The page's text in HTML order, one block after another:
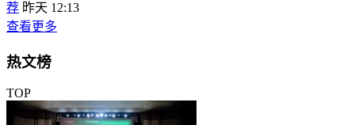
荐 昨天 12:13
查看更多
热文榜
TOP